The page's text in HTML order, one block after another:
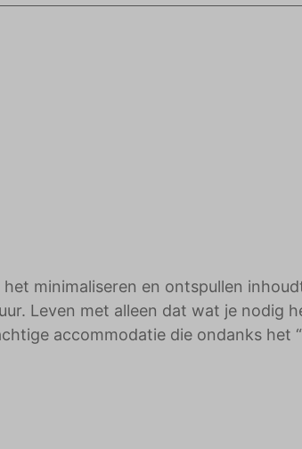
minimaliseren en ontspullen
Leven met alleen dat wat je nodig
accommodatie die ondanks het